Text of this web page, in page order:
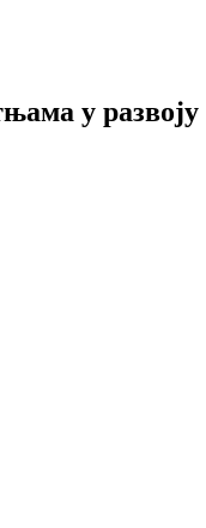
у развоју